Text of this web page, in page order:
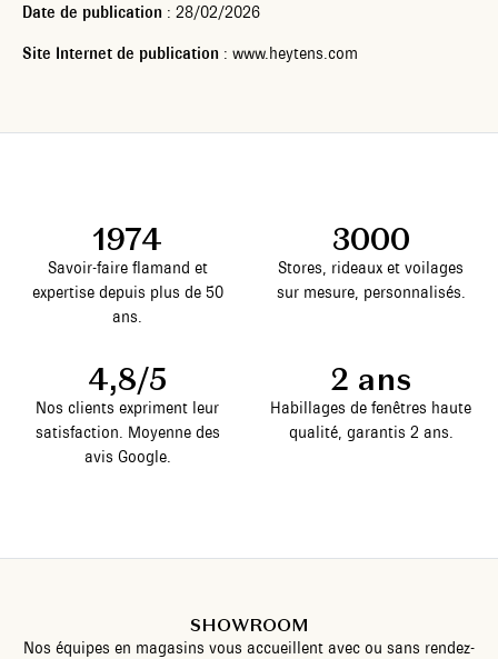
Date de publication : 28/02/2026
Site Internet de publication : www.heytens.com
1974
Savoir-faire flamand et
expertise depuis plus de 50
ans.
3000
Stores, rideaux et voilages
sur mesure, personnalisés.
4,8/5
Nos clients expriment leur
satisfaction. Moyenne des
avis Google.
2 ans
Habillages de fenêtres haute
qualité, garantis 2 ans.
SHOWROOM
Nos équipes en magasins vous accueillent avec ou sans rendez-